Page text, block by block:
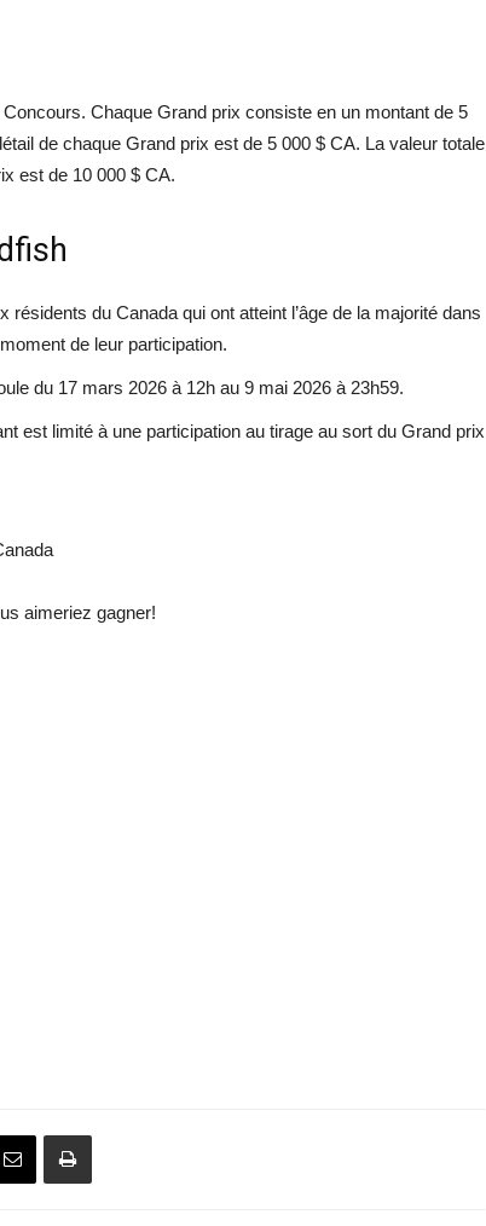
Chaque Grand prix consiste en un montant de 5
de chaque Grand prix est de 5 000 $ CA. La valeur totale
est de 10 000 $ CA.
résidents du Canada qui ont atteint l’âge de la majorité dans
de leur participation.
du 17 mars 2026 à 12h au 9 mai 2026 à 23h59.
est limité à une participation au tirage au sort du Grand prix
aimeriez gagner!